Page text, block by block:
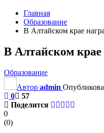
Главная
Образование
В Алтайском крае
В Алтайском
Образование
Автор admin
0
57
Поделится
0
(0)